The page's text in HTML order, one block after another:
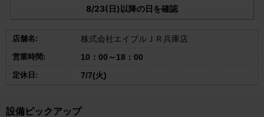
8/23(日)以降の日を確認
店舗名: 株式会社エイブルＪＲ兵庫店
営業時間: 10：00～18：00
定休日: 7/7(火)
設備ピックアップ